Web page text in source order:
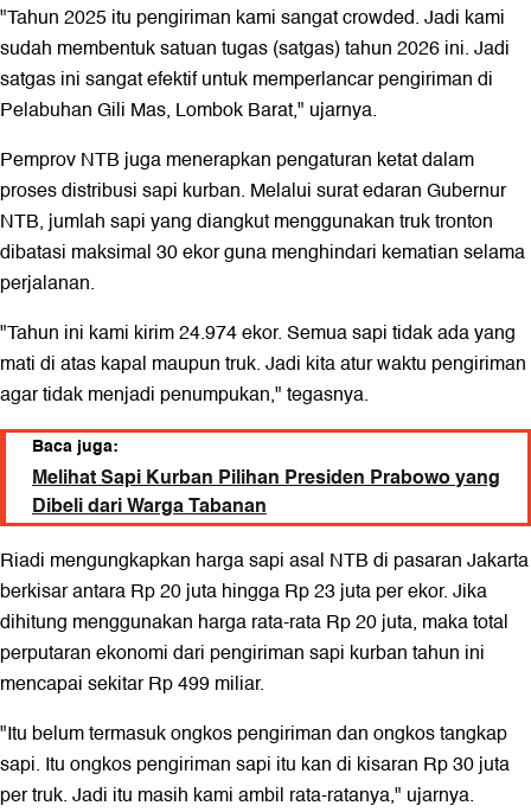
"Tahun 2025 itu pengiriman kami sangat crowded. Jadi kami
sudah membentuk satuan tugas (satgas) tahun 2026 ini. Jadi
satgas ini sangat efektif untuk memperlancar pengiriman di
Pelabuhan Gili Mas, Lombok Barat," ujarnya.
Pemprov NTB juga menerapkan pengaturan ketat dalam
proses distribusi sapi kurban. Melalui surat edaran Gubernur
NTB, jumlah sapi yang diangkut menggunakan truk tronton
dibatasi maksimal 30 ekor guna menghindari kematian selama
perjalanan.
"Tahun ini kami kirim 24.974 ekor. Semua sapi tidak ada yang
mati di atas kapal maupun truk. Jadi kita atur waktu pengiriman
agar tidak menjadi penumpukan," tegasnya.
Baca juga:
Melihat Sapi Kurban Pilihan Presiden Prabowo yang
Dibeli dari Warga Tabanan
Riadi mengungkapkan harga sapi asal NTB di pasaran Jakarta
berkisar antara Rp 20 juta hingga Rp 23 juta per ekor. Jika
dihitung menggunakan harga rata-rata Rp 20 juta, maka total
perputaran ekonomi dari pengiriman sapi kurban tahun ini
mencapai sekitar Rp 499 miliar.
"Itu belum termasuk ongkos pengiriman dan ongkos tangkap
sapi. Itu ongkos pengiriman sapi itu kan di kisaran Rp 30 juta
per truk. Jadi itu masih kami ambil rata-ratanya," ujarnya.